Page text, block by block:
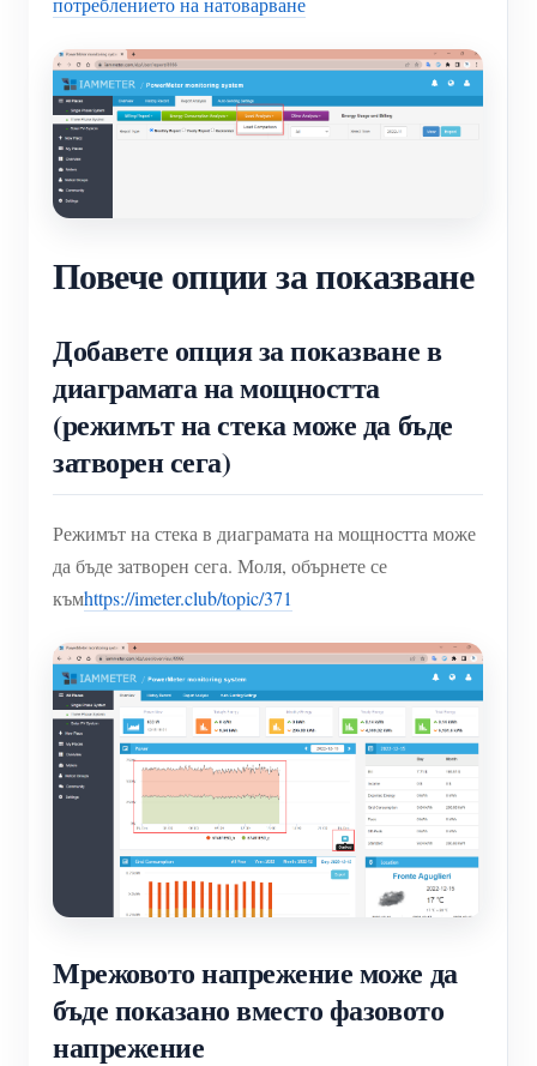
Повече опции за показване
Добавете опция за показване в
диаграмата на мощността
(режимът на стека може да бъде
затворен сега)
Режимът на стека в диаграмата на мощността може
да бъде затворен сега. Моля, обърнете се
къмhttps://imeter.club/topic/371
Мрежовото напрежение може да
бъде показано вместо фазовото
напрежение